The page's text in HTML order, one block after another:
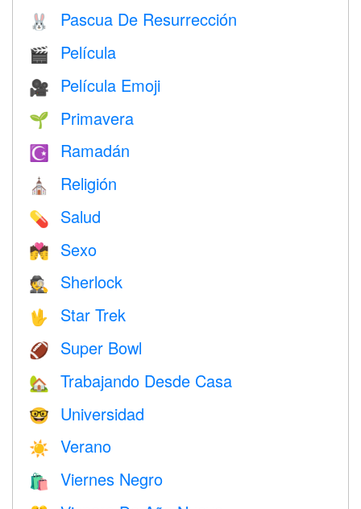
🐰 Pascua De Resurrección
🎬 Película
🎥 Película Emoji
🌱 Primavera
☪️ Ramadán
⛪️ Religión
💊 Salud
💏 Sexo
🕵️ Sherlock
🖖 Star Trek
🏈 Super Bowl
🏡 Trabajando Desde Casa
🤓 Universidad
☀️ Verano
🛍 Viernes Negro